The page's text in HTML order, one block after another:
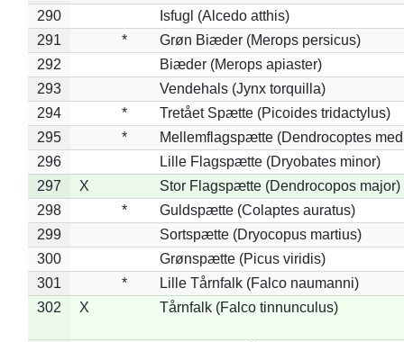
290
Isfugl (Alcedo atthis)
291
*
Grøn Biæder (Merops persicus)
292
Biæder (Merops apiaster)
293
Vendehals (Jynx torquilla)
294
*
Tretået Spætte (Picoides tridactylus)
295
*
Mellemflagspætte (Dendrocoptes
296
Lille Flagspætte (Dryobates minor)
297
X
Stor Flagspætte (Dendrocopos major)
298
*
Guldspætte (Colaptes auratus)
299
Sortspætte (Dryocopus martius)
300
Grønspætte (Picus viridis)
301
*
Lille Tårnfalk (Falco naumanni)
302
X Tårnfalk (Falco tinnunculus)